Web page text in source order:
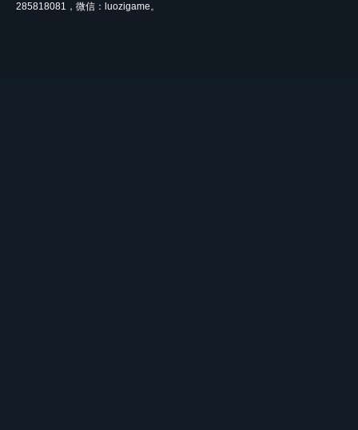
285818081，微信：luozigame。